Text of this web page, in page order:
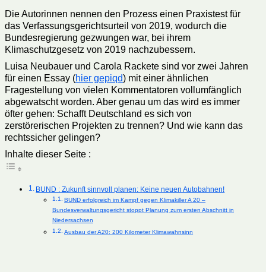
Die Autorinnen nennen den Prozess einen Praxistest für
das Verfassungsgerichtsurteil von 2019, wodurch die
Bundesregierung gezwungen war, bei ihrem
Klimaschutzgesetz von 2019 nachzubessern.
Luisa Neubauer und Carola Rackete sind vor zwei Jahren
für einen Essay (hier gepiqd) mit einer ähnlichen
Fragestellung von vielen Kommentatoren vollumfänglich
abgewatscht worden. Aber genau um das wird es immer
öfter gehen: Schafft Deutschland es sich von
zerstörerischen Projekten zu trennen? Und wie kann das
rechtssicher gelingen?
Inhalte dieser Seite :
BUND : Zukunft sinnvoll planen: Keine neuen Autobahnen!
BUND erfolgreich im Kampf gegen Klimakiller A 20 –
Bundesverwaltungsgericht stoppt Planung zum ersten Abschnitt in
Niedersachsen
Ausbau der A20: 200 Kilometer Klimawahnsinn